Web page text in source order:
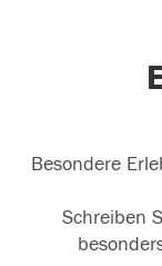
Besondere
Schreiben